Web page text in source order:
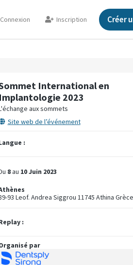
Connexion Inscription Créer
International en
Implantologie 2023
aux sommets
Site web de l’événement
:
8au 10 Juin 2023
93 Leof. Andrea Siggrou 11745 Athina Grèce
:
par